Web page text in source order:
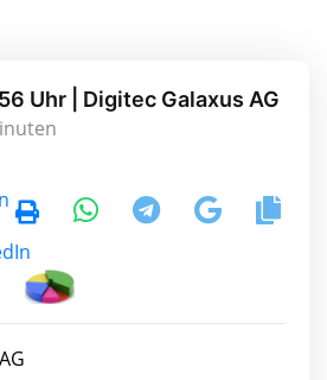
Uhr | Digitec Galaxus AG